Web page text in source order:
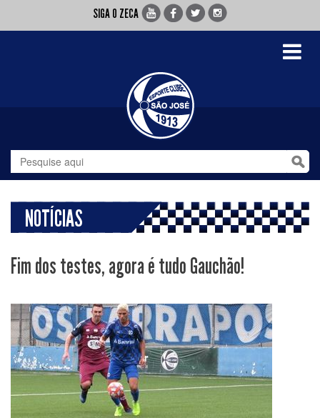
SIGA O ZECA
Toggle
NOTÍCIAS
Fim dos testes, agora é tudo Gauchão!